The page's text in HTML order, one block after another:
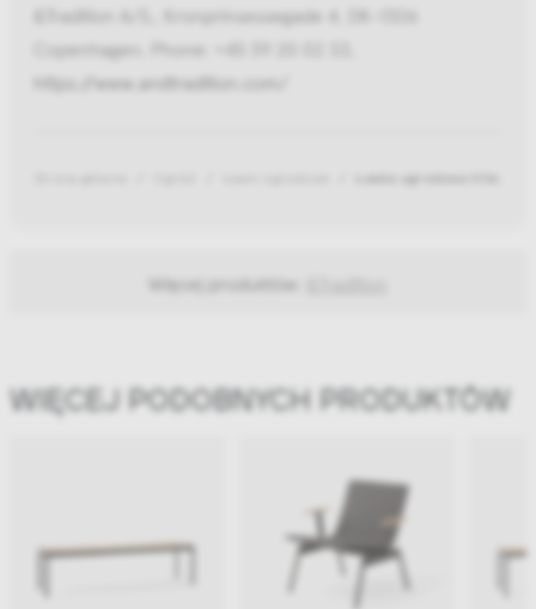
&Tradition A/S,, Kronprinsessegade 4, DK-1306
Copenhagen, Phone: +45 39 20 02 33,
https://www.andtradition.com/
Ławka ogrodowa Ville
Więcej produktów:
WIĘCEJ PODOBNYCH PRODUKTÓW